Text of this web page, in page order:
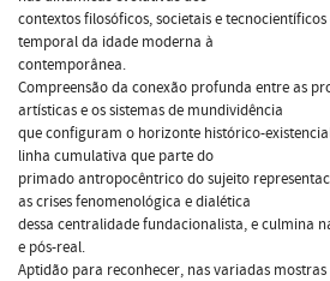
contextos filosóficos, societais e
temporal da idade moderna à
contemporânea.
Compreensão da conexão profunda entre as
artísticas e os sistemas de mundividência
que configuram o horizonte histórico-
linha cumulativa que parte do
primado antropocêntrico do sujeito
as crises fenomenológica e dialética
dessa centralidade fundacionalista, e culmina
e pós-real.
Aptidão para reconhecer, nas variadas